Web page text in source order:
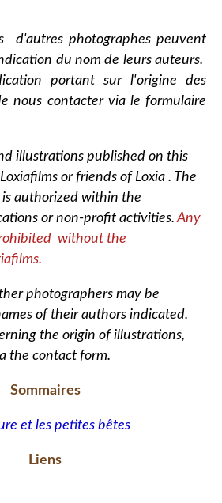
d'autres photographes peuvent
du nom de leurs auteurs.
portant sur l'origine des
nous contacter via le formulaire
illustrations published on this
or friends of Loxia . The
is authorized within the
or non-profit activities.Any
without the
photographers may be
of their authors indicated.
the origin of illustrations,
the contact form.
Sommaires
et les petites bêtes
Liens